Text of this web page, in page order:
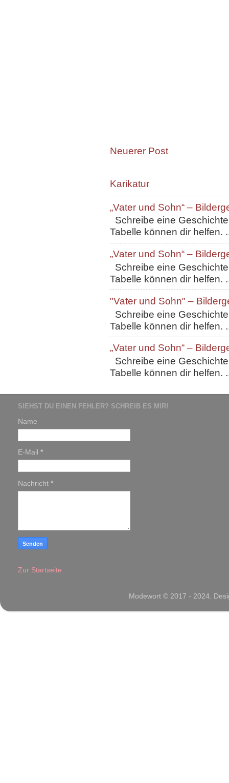
Neuerer Post
Karikatur
„Vater und Sohn“ –
Schreibe eine
Tabelle können dir helfen.
„Vater und Sohn“ –
Schreibe eine
Tabelle können dir helfen.
"Vater und Sohn" –
Schreibe eine
Tabelle können dir helfen.
„Vater und Sohn“ –
Schreibe eine
Tabelle können dir helfen.
SIEHST DU EINEN FEHLER? SCHREIB ES MIR!
Name
E-Mail *
Nachricht *
Zur Startseite
Modewort © 2017 - 2024.